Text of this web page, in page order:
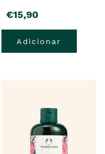
€15,90
Adicionar